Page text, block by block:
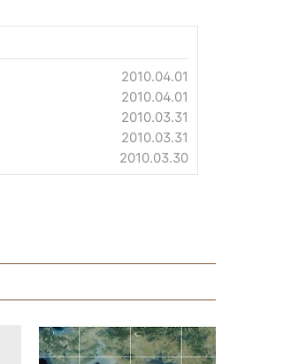
2010.04.01
2010.04.01
2010.03.31
2010.03.31
2010.03.30